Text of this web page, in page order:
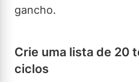
gancho.
Crie uma lista de 20
ciclos